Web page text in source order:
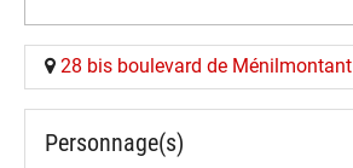
28 bis boulevard de Ménilmontant
Personnage(s)